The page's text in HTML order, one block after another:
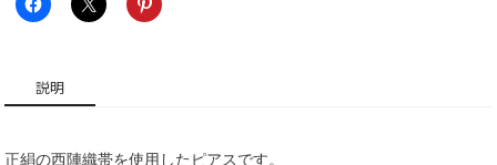
説明
正絹の西陣織帯を使用したピアスです。